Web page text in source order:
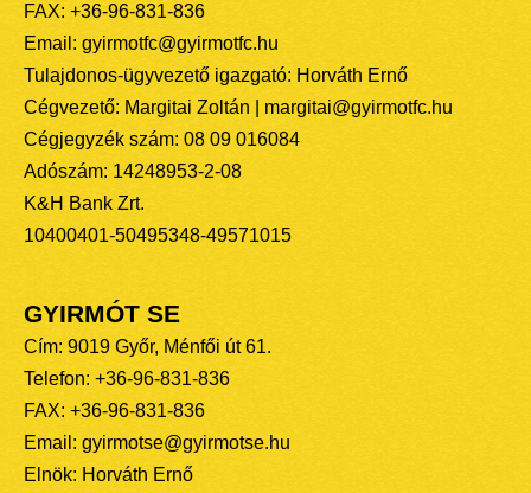
FAX: +36-96-831-836
Email: gyirmotfc@gyirmotfc.hu
Tulajdonos-ügyvezető igazgató: Horváth Ernő
Cégvezető: Margitai Zoltán | margitai@gyirmotfc.hu
Cégjegyzék szám: 08 09 016084
Adószám: 14248953-2-08
K&H Bank Zrt.
10400401-50495348-49571015
GYIRMÓT SE
Cím: 9019 Győr, Ménfői út 61.
Telefon: +36-96-831-836
FAX: +36-96-831-836
Email: gyirmotse@gyirmotse.hu
Elnök: Horváth Ernő